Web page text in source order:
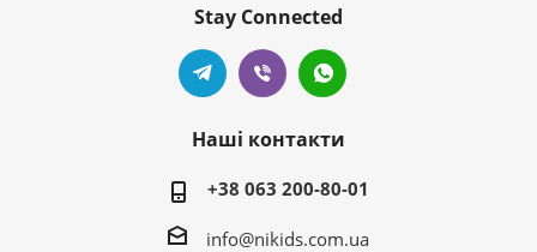
Stay Connected
Наші контакти
+38 063 200-80-01
info@nikids.com.ua